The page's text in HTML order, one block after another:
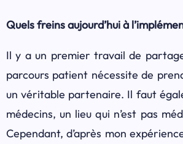
Quels freins aujourd’hui à
Il y a un premier travail de
parcours patient nécessite de
un véritable partenaire. Il faut
médecins, un lieu qui n’est pas
Cependant, d’après mon